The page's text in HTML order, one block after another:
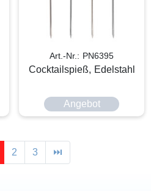
Art.-Nr.: PN6395
Cocktailspieß, Edelstahl
Angebot
2 3 ⏭